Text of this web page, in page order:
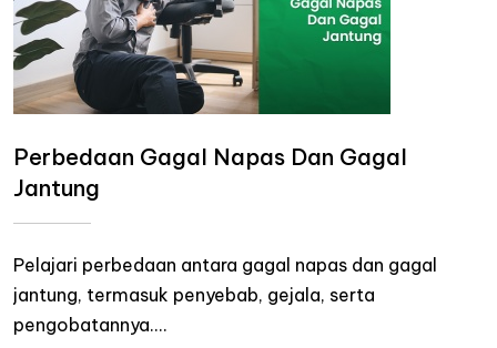
Perbedaan Gagal Napas Dan Gagal
Jantung
Pelajari perbedaan antara gagal napas dan gagal
jantung, termasuk penyebab, gejala, serta
pengobatannya....